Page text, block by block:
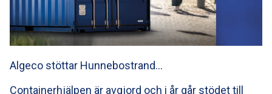
Algeco stöttar Hunnebostrand…
Containerhjälpen är avgjord och i år går stödet till